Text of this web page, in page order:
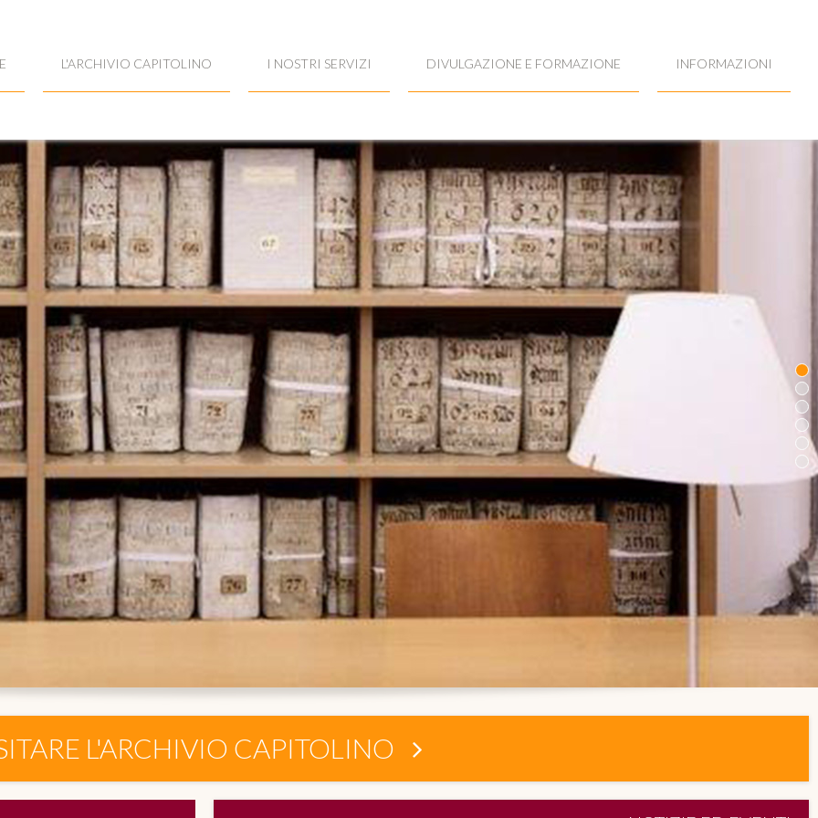
L'ARCHIVIO CAPITOLINO I NOSTRI SERVIZI DIVULGAZIONE E FORMAZIONE INFORMAZIONI
L'ARCHIVIO CAPITOLINO